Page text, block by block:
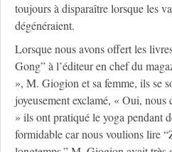
toujours à disparaître lorsque les
dégénéraient.
Lorsque nous avons offert les
Gong” à l’éditeur en chef du
», M. Giogion et sa femme, ils se
joyeusement exclamé, « Oui,
» ils ont pratiqué le yoga pendant
formidable car nous voulions lire